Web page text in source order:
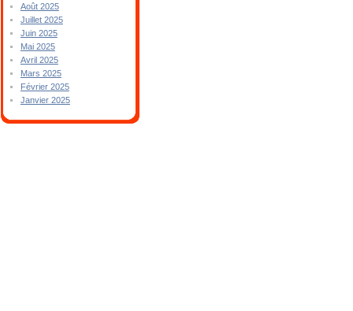
Août 2025
Juillet 2025
Juin 2025
Mai 2025
Avril 2025
Mars 2025
Février 2025
Janvier 2025